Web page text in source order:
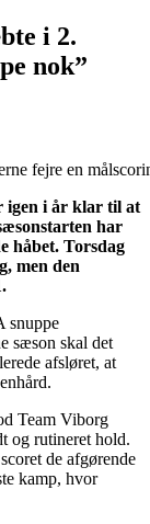
i 2.
nok”
fejre en
igen i år klar til at
har
håbet. Torsdag
men den
snuppe
sæson skal det
afsløret, at
Team Viborg
og rutineret hold.
de afgørende
kamp, hvor